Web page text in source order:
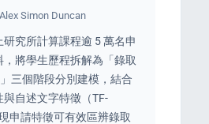
Simon Duncan
究所計算課程逾 5 萬名申
將學生歷程拆解為「錄取
三個階段分別建模，結合
自述文字特徵（TF-
申請特徵可有效區辨錄取